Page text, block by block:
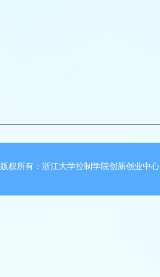
版权所有：浙江大学控制学院创新创